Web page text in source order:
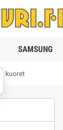
SAMSUNG
kuoret